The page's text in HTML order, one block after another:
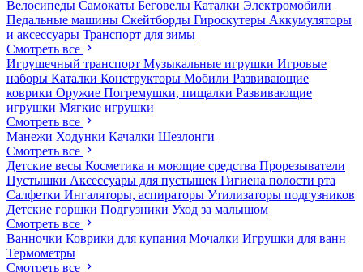
Велосипеды Самокаты Беговелы Каталки Электромобили
Педальные машины Скейтборды Гироскутеры Аккумуляторы
и аксессуары Транспорт для зимы
Смотреть все
Игрушечный транспорт Музыкальные игрушки Игровые
наборы Каталки Конструкторы Мобили Развивающие
коврики Оружие Погремушки, пищалки Развивающие
игрушки Мягкие игрушки
Смотреть все
Манежи Ходунки Качалки Шезлонги
Смотреть все
Детские весы Косметика и моющие средства Прорезыватели
Пустышки Аксессуары для пустышек Гигиена полости рта
Салфетки Ингаляторы, аспираторы Утилизаторы подгузников
Детские горшки Подгузники Уход за малышом
Смотреть все
Ванночки Коврики для купания Мочалки Игрушки для ванн
Термометры
Смотреть все